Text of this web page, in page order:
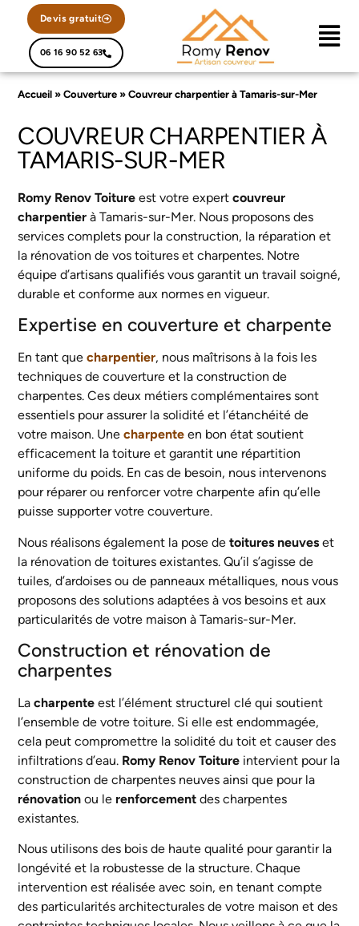
Devis gratuit
06 16 90 52 63
Accueil »Couverture »Couvreur charpentier à Tamaris-sur-Mer
COUVREUR CHARPENTIER À
TAMARIS-SUR-MER
Romy Renov Toiture est votre expertcouvreur
charpentier à Tamaris-sur-Mer. Nous proposons des
services complets pour la construction, la réparation et
la rénovation de vos toitures et charpentes. Notre
équipe d’artisans qualifiés vous garantit un travail soigné,
durable et conforme aux normes en vigueur.
Expertise en couverture et charpente
En tant quecharpentier, nous maîtrisons à la fois les
techniques de couverture et la construction de
charpentes. Ces deux métiers complémentaires sont
essentiels pour assurer la solidité et l’étanchéité de
votre maison. Unecharpente en bon état soutient
efficacement la toiture et garantit une répartition
uniforme du poids. En cas de besoin, nous intervenons
pour réparer ou renforcer votre charpente afin qu’elle
puisse supporter votre couverture.
Nous réalisons également la pose detoitures neuves et
la rénovation de toitures existantes. Qu’il s’agisse de
tuiles, d’ardoises ou de panneaux métalliques, nous vous
proposons des solutions adaptées à vos besoins et aux
particularités de votre maison à Tamaris-sur-Mer.
Construction et rénovation de
charpentes
Lacharpente est l’élément structurel clé qui soutient
l’ensemble de votre toiture. Si elle est endommagée,
cela peut compromettre la solidité du toit et causer des
infiltrations d’eau. Romy Renov Toiture intervient pour la
construction de charpentes neuves ainsi que pour la
rénovation ou le renforcement des charpentes
existantes.
Nous utilisons des bois de haute qualité pour garantir la
longévité et la robustesse de la structure. Chaque
intervention est réalisée avec soin, en tenant compte
des particularités architecturales de votre maison et des